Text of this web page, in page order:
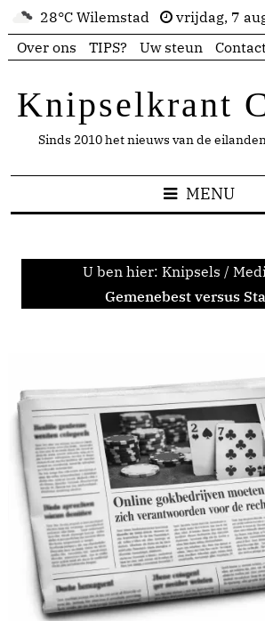
28°C Wilemstad
vrijdag, 7
Over ons
TIPS? Uw steun
Knipselkrant
Sinds 2010 het nieuws van de
MENU
U ben hier: Knipsels /
Gemenebest versus